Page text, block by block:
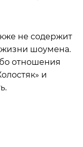
не содержит
шоумена.
отношения
и